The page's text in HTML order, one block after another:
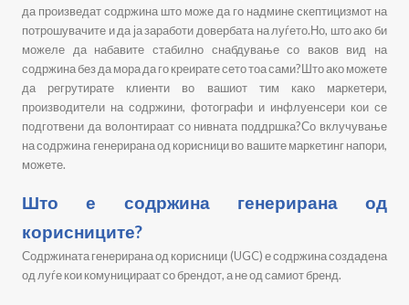
да произведат содржина што може да го надмине скептицизмот на
потрошувачите и да ја заработи довербата на луѓето.Но, што ако би
можеле да набавите стабилно снабдување со ваков вид на
содржина без да мора да го креирате сето тоа сами?Што ако можете
да регрутирате клиенти во вашиот тим како маркетери,
производители на содржини, фотографи и инфлуенсери кои се
подготвени да волонтираат со нивната поддршка?Со вклучување
на содржина генерирана од корисници во вашите маркетинг напори,
можете.
Што е содржина генерирана од
корисниците?
Содржината генерирана од корисници (UGC) е содржина создадена
од луѓе кои комуницираат со брендот, а не од самиот бренд.